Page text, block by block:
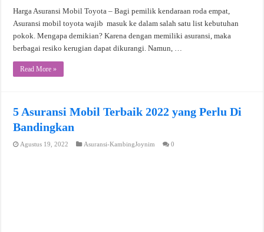
Harga Asuransi Mobil Toyota – Bagi pemilik kendaraan roda empat,
Asuransi mobil toyota wajib masuk ke dalam salah satu list kebutuhan
pokok. Mengapa demikian? Karena dengan memiliki asuransi, maka
berbagai resiko kerugian dapat dikurangi. Namun, …
Read More »
5 Asuransi Mobil Terbaik 2022 yang Perlu Di
Bandingkan
Agustus 19, 2022 Asuransi-KambingJoynim 0